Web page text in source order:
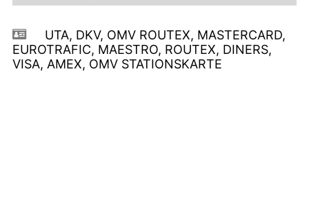
UTA, DKV, OMV ROUTEX, MASTERCARD,
EUROTRAFIC, MAESTRO, ROUTEX, DINERS,
VISA, AMEX, OMV STATIONSKARTE